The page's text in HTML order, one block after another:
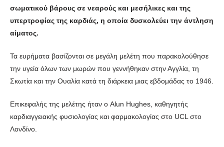
σωματικού βάρους σε νεαρούς και μεσήλικες και της
υπερτροφίας της καρδιάς, η οποία δυσκολεύει την άντληση
αίματος.
Τα ευρήματα βασίζονται σε μεγάλη μελέτη που παρακολούθησε
την υγεία όλων των μωρών που γεννήθηκαν στην Αγγλία, τη
Σκωτία και την Ουαλία κατά τη διάρκεια μιας εβδομάδας το 1946.
Επικεφαλής της μελέτης ήταν ο Alun Hughes, καθηγητής
καρδιαγγειακής φυσιολογίας και φαρμακολογίας στο UCL στο
Λονδίνο.